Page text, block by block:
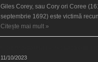
Giles Corey, sau Cory ori Coree
septembrie 1692) este victimă
Citește mai mult »
11/10/2023